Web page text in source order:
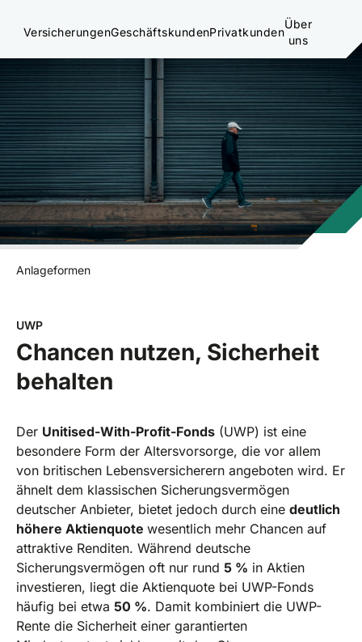
VersicherungenGeschäftskundenPrivatkunden
Über
uns
Anlageformen
UWP
Chancen nutzen, Sicherheit
behalten
Der Unitised-With-Profit-Fonds (UWP) ist eine
besondere Form der Altersvorsorge, die vor allem
von britischen Lebensversicherern angeboten wird. Er
ähnelt dem klassischen Sicherungsvermögen
deutscher Anbieter, bietet jedoch durch eine deutlich
höhere Aktienquote wesentlich mehr Chancen auf
attraktive Renditen. Während deutsche
Sicherungsvermögen oft nur rund 5 % in Aktien
investieren, liegt die Aktienquote bei UWP-Fonds
häufig bei etwa 50 %. Damit kombiniert die UWP-
Rente die Sicherheit einer garantierten